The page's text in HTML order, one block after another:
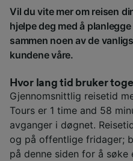
Vil du vite mer om reisen
hjelpe deg med å
sammen noen av de
kundene våre.
Hvor lang tid bruker
Gjennomsnittlig reisetid
Tours er 1 time and 58
avganger i døgnet.
og på offentlige fridager;
på denne siden for å